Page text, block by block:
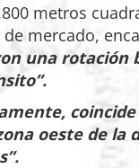
metros
mercado,
una rotación
oeste de la